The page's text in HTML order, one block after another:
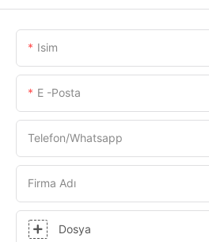
Isim
E -posta
Telefon/whatsapp
Firma Adı
Dosya